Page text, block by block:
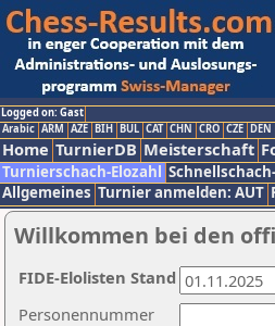
Logged on: Gast
Arabic ARM AZE BIH BUL CAT CHN CRO CZE DEN
Home TurnierDB Meisterschaft
Turnierschach-Elozahl
Allgemeines Turnier anmelden: AUT
Willkommen bei den
Personennummer
FIDE-Elolisten Stand